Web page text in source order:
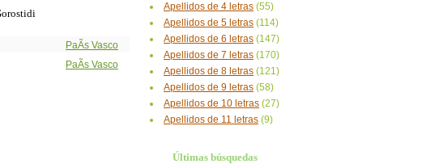
PaÃ­s Vasco
PaÃ­s Vasco
Apellidos de 4 letras (55)
Apellidos de 5 letras (114)
Apellidos de 6 letras (147)
Apellidos de 7 letras (170)
Apellidos de 8 letras (121)
Apellidos de 9 letras (58)
Apellidos de 10 letras (27)
Apellidos de 11 letras (9)
Últimas búsquedas